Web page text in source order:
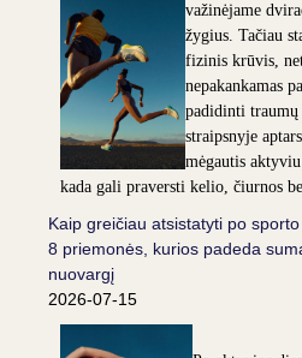
važinėjame
žygius. Tačiau
fizinis krūvis,
nepakankamas
padidinti
straipsnyje
mėgautis
kada gali praversti kelio, čiurnos
Kaip greičiau atsistatyti po
8 priemonės, kurios padeda
nuovargį
2026-07-15